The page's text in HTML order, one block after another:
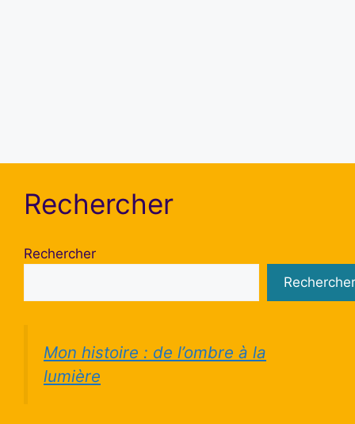
Rechercher
Rechercher
Rechercher
Mon histoire : de l’ombre à la
lumière